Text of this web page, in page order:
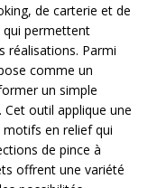
de carterie et de
qui permettent
réalisations. Parmi
comme un
un simple
outil applique une
en relief qui
de pince à
offrent une variété